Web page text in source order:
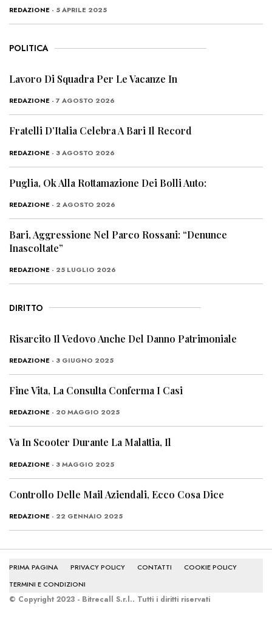
REDAZIONE - 5 APRILE 2025
POLITICA
Lavoro Di Squadra Per Le Vacanze In
REDAZIONE - 7 AGOSTO 2026
Fratelli D’Italia Celebra A Bari Il Record
REDAZIONE - 3 AGOSTO 2026
Puglia, Ok Alla Rottamazione Dei Bolli Auto:
REDAZIONE - 2 AGOSTO 2026
Bari, Aggressione Nel Parco Rossani: “Denunce
Inascoltate”
REDAZIONE - 25 LUGLIO 2026
DIRITTO
Risarcito Il Vedovo Anche Del Danno Patrimoniale
REDAZIONE - 3 GIUGNO 2025
Fine Vita, La Consulta Conferma I Casi
REDAZIONE - 20 MAGGIO 2025
Va In Scooter Durante La Malattia, Il
REDAZIONE - 3 MAGGIO 2025
Controllo Delle Mail Aziendali, Ecco Cosa Dice
REDAZIONE - 22 GENNAIO 2025
PRIMA PAGINA PRIVACY POLICY CONTATTI
COOKIE POLICY
TERMINI E CONDIZIONI
© Copyright 2023 - Bitrecall S.r.l.. Tutti i diritti riservati